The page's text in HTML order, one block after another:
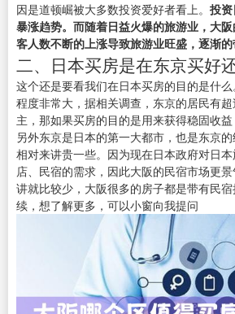
因是道顿崛被大多数投资爱好者看上。 投
暴涨趋势。而随着日益火爆的旅游业，大
客人数不断的上涨导致旅游业旺盛，逐渐的
二、日本买房是在东京买好
这个还是要看我们在日本买房的目的是什
程度非常大，据相关调查，东京的居民有
主，那如果买房的目的是用来获得稳固收益
另外东京是日本的第一大都市，也是东京
相对来讲贵一些。因为现在日本政府对日
店、民宿的需求，因此大阪的民宿市场更
讲就比较少，大阪很多的房子都是带有民
续，想了解更多，可以小窗向我提问